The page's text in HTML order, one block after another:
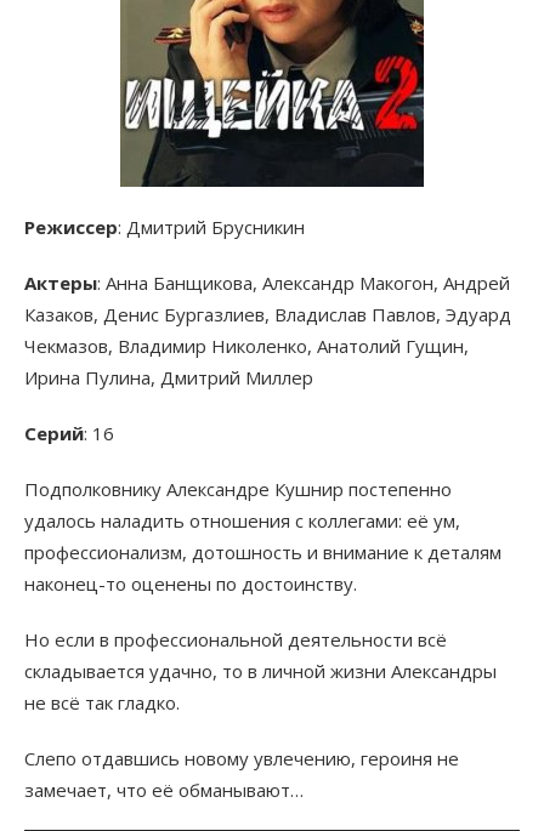
Режиссер: Дмитрий Брусникин
Актеры: Анна Банщикова, Александр Макогон, Андрей
Казаков, Денис Бургазлиев, Владислав Павлов, Эдуард
Чекмазов, Владимир Николенко, Анатолий Гущин,
Ирина Пулина, Дмитрий Миллер
Серий: 16
Подполковнику Александре Кушнир постепенно
удалось наладить отношения с коллегами: её ум,
профессионализм, дотошность и внимание к деталям
наконец-то оценены по достоинству.
Но если в профессиональной деятельности всё
складывается удачно, то в личной жизни Александры
не всё так гладко.
Слепо отдавшись новому увлечению, героиня не
замечает, что её обманывают…